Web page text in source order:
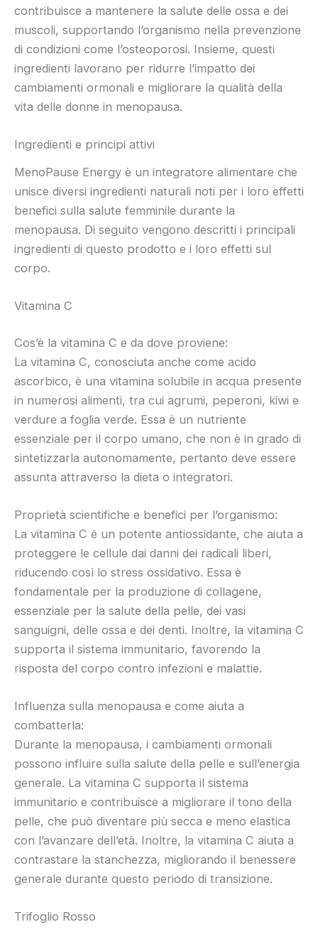
contribuisce a mantenere la salute delle ossa e dei
muscoli, supportando l’organismo nella prevenzione
di condizioni come l’osteoporosi. Insieme, questi
ingredienti lavorano per ridurre l’impatto dei
cambiamenti ormonali e migliorare la qualità della
vita delle donne in menopausa.
Ingredienti e principi attivi
MenoPause Energy è un integratore alimentare che
unisce diversi ingredienti naturali noti per i loro effetti
benefici sulla salute femminile durante la
menopausa. Di seguito vengono descritti i principali
ingredienti di questo prodotto e i loro effetti sul
corpo.
Vitamina C
Cos’è la vitamina C e da dove proviene:
La vitamina C, conosciuta anche come acido
ascorbico, è una vitamina solubile in acqua presente
in numerosi alimenti, tra cui agrumi, peperoni, kiwi e
verdure a foglia verde. Essa è un nutriente
essenziale per il corpo umano, che non è in grado di
sintetizzarla autonomamente, pertanto deve essere
assunta attraverso la dieta o integratori.
Proprietà scientifiche e benefici per l’organismo:
La vitamina C è un potente antiossidante, che aiuta a
proteggere le cellule dai danni dei radicali liberi,
riducendo così lo stress ossidativo. Essa è
fondamentale per la produzione di collagene,
essenziale per la salute della pelle, dei vasi
sanguigni, delle ossa e dei denti. Inoltre, la vitamina C
supporta il sistema immunitario, favorendo la
risposta del corpo contro infezioni e malattie.
Influenza sulla menopausa e come aiuta a
combatterla:
Durante la menopausa, i cambiamenti ormonali
possono influire sulla salute della pelle e sull’energia
generale. La vitamina C supporta il sistema
immunitario e contribuisce a migliorare il tono della
pelle, che può diventare più secca e meno elastica
con l’avanzare dell’età. Inoltre, la vitamina C aiuta a
contrastare la stanchezza, migliorando il benessere
generale durante questo periodo di transizione.
Trifoglio Rosso